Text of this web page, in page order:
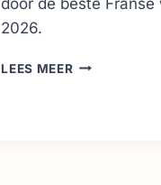
2026.
LEES MEERONLINE